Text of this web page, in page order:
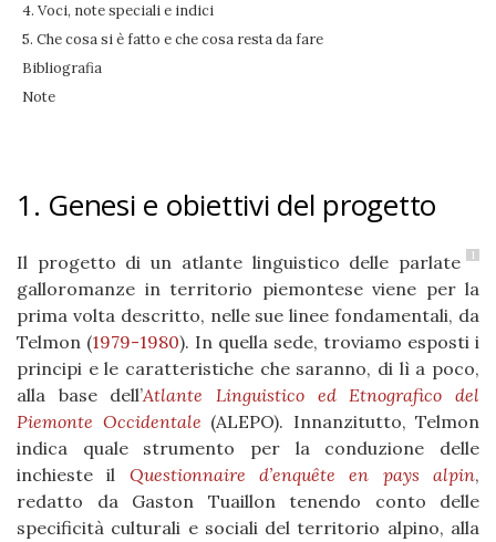
4. Voci, note speciali e indici
5. Che cosa si è fatto e che cosa resta da fare
Bibliografia
Note
1. Genesi e obiettivi del progetto
1
Il progetto di un atlante linguistico delle parlate
galloromanze in territorio piemontese viene per la
prima volta descritto, nelle sue linee fondamentali, da
Telmon (1979-1980). In quella sede, troviamo esposti i
principi e le caratteristiche che saranno, di lì a poco,
alla base dell’Atlante Linguistico ed Etnografico del
Piemonte Occidentale (ALEPO). Innanzitutto, Telmon
indica quale strumento per la conduzione delle
inchieste il Questionnaire d’enquête en pays alpin,
redatto da Gaston Tuaillon tenendo conto delle
specificità culturali e sociali del territorio alpino, alla